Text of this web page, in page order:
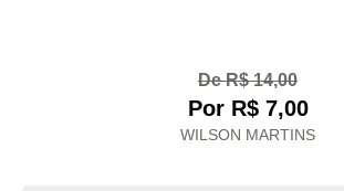
De R$ 14,00
Por R$ 7,00
WILSON MARTINS